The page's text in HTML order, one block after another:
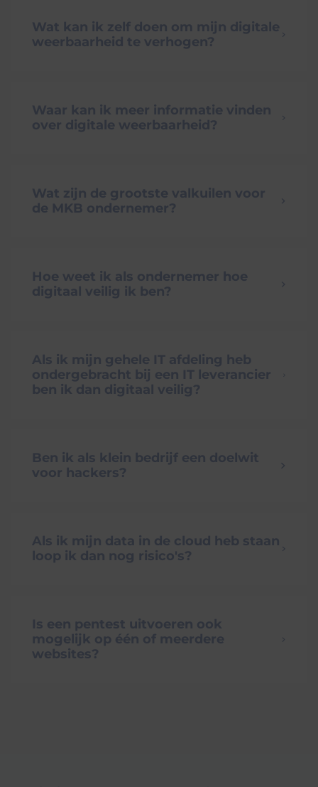
Wat kan ik zelf doen om mijn digitale
weerbaarheid te verhogen?
Waar kan ik meer informatie vinden
over digitale weerbaarheid?
Wat zijn de grootste valkuilen voor
de MKB ondernemer?
Hoe weet ik als ondernemer hoe
digitaal veilig ik ben?
Als ik mijn gehele IT afdeling heb
ondergebracht bij een IT leverancier
ben ik dan digitaal veilig?
Ben ik als klein bedrijf een doelwit
voor hackers?
Als ik mijn data in de cloud heb staan
loop ik dan nog risico's?
Is een pentest uitvoeren ook
mogelijk op één of meerdere
websites?